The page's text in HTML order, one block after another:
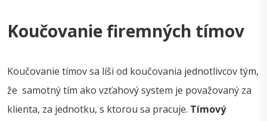
Koučovanie firemných tímov
Koučovanie tímov sa líši od koučovania jednotlivcov tým,
že samotný tím ako vzťahový system je považovaný za
klienta, za jednotku, s ktorou sa pracuje. Tímový